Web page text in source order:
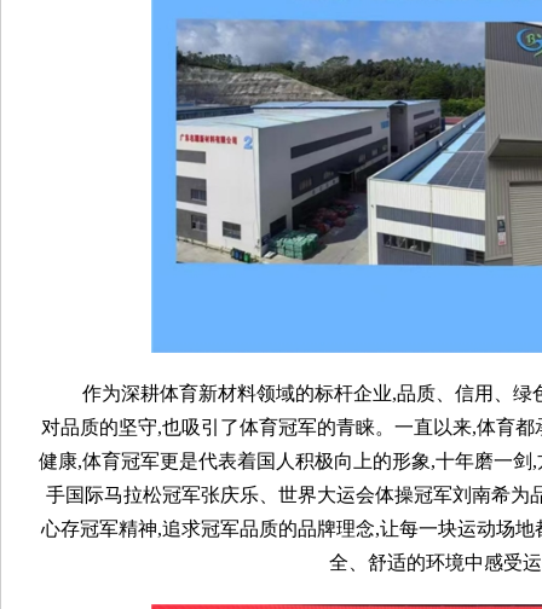
作为深耕体育新材料领域的标杆企业,品质、信用、
对品质的坚守,也吸引了体育冠军的青睐。一直以来,体育
健康,体育冠军更是代表着国人积极向上的形象,十年磨一
手国际马拉松冠军张庆乐、世界大运会体操冠军刘南希
心存冠军精神,追求冠军品质的品牌理念,让每一块运动场
全、舒适的环境中感受